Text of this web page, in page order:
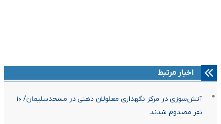
اخبار مرتبط
آتش‌سوزی در مرکز نگهداری معلولان ذهنی در مسجدسلیمان/ ۱۰
نفر مصدوم شدند